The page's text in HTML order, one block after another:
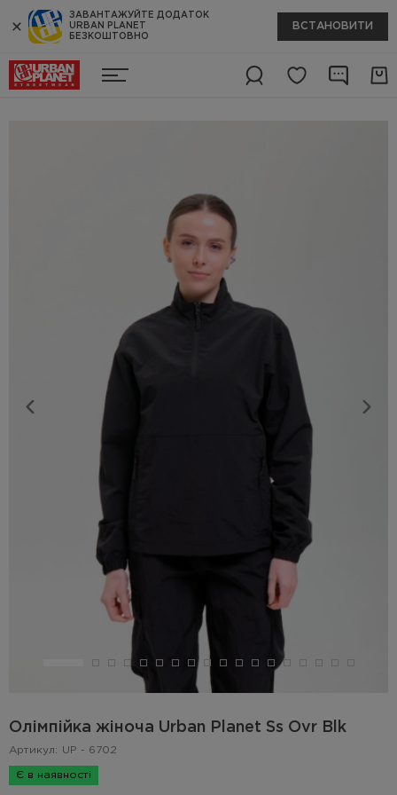
ЗАВАНТАЖУЙТЕ ДОДАТОК
URBAN PLANET
БЕЗКОШТОВНО
ВСТАНОВИТИ
Олімпійка жіноча Urban Planet Ss Ovr Blk
Артикул: UP - 6702
Є в наявності